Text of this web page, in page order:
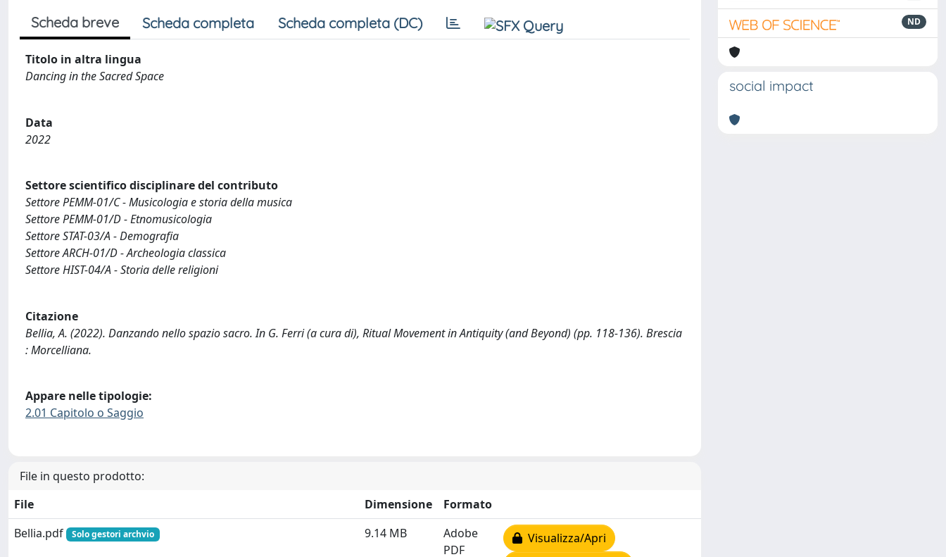
Scheda breve Scheda completa Scheda completa (DC)
Titolo in altra lingua
Dancing in the Sacred Space
Data
2022
Settore scientifico disciplinare del contributo
Settore PEMM-01/C - Musicologia e storia della musica
Settore PEMM-01/D - Etnomusicologia
Settore STAT-03/A - Demografia
Settore ARCH-01/D - Archeologia classica
Settore HIST-04/A - Storia delle religioni
Citazione
Bellia, A. (2022). Danzando nello spazio sacro. In G. Ferri (a cura di), Ritual Movement in Antiquity (and Beyond) (pp. 118-136). Brescia
: Morcelliana.
Appare nelle tipologie:
2.01 Capitolo o Saggio
File in questo prodotto:
File
Dimensione
Formato
Bellia.pdf
Solo gestori archvio 9.14 MB
Adobe
PDF
Visualizza/Apri
ND
social impact